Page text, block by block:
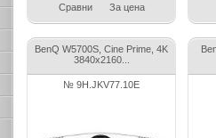
Сравни За цена
BenQ W5700S, Cine Prime, 4K
3840x2160...
№ 9H.JKV77.10E